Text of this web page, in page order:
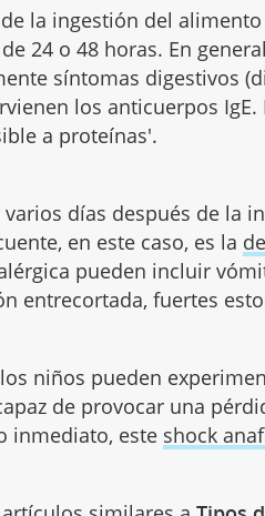
la ingestión del
24 o 48 horas. En
síntomas digestivos
los anticuerpos IgE.
a proteínas'.
varios días después de la
en este caso, es la
pueden incluir
entrecortada, fuertes
los niños pueden
de provocar una
inmediato, este shock